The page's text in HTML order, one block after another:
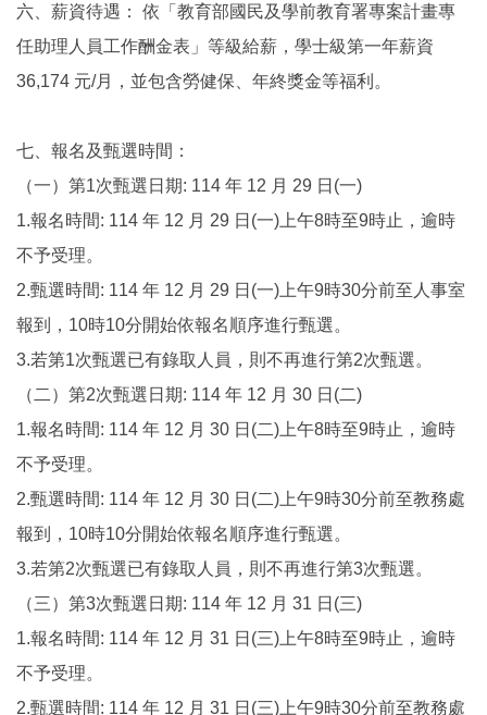
六、薪資待遇： 依「教育部國民及學前教育署專案計畫專
任助理人員工作酬金表」等級給薪，學士級第一年薪資
36,174 元/月，並包含勞健保、年終獎金等福利。
七、報名及甄選時間：
（一）第1次甄選日期: 114 年 12 月 29 日(一)
1.報名時間: 114 年 12 月 29 日(一)上午8時至9時止，逾時
不予受理。
2.甄選時間: 114 年 12 月 29 日(一)上午9時30分前至人事室
報到，10時10分開始依報名順序進行甄選。
3.若第1次甄選已有錄取人員，則不再進行第2次甄選。
（二）第2次甄選日期: 114 年 12 月 30 日(二)
1.報名時間: 114 年 12 月 30 日(二)上午8時至9時止，逾時
不予受理。
2.甄選時間: 114 年 12 月 30 日(二)上午9時30分前至教務處
報到，10時10分開始依報名順序進行甄選。
3.若第2次甄選已有錄取人員，則不再進行第3次甄選。
（三）第3次甄選日期: 114 年 12 月 31 日(三)
1.報名時間: 114 年 12 月 31 日(三)上午8時至9時止，逾時
不予受理。
2.甄選時間: 114 年 12 月 31 日(三)上午9時30分前至教務處